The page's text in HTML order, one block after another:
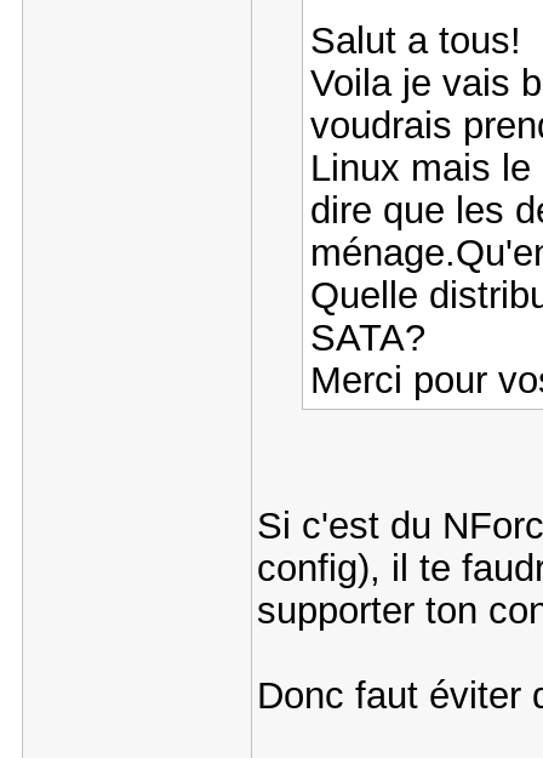
Salut a tous!
Voila je vais
voudrais
Linux mais
dire que les
Quelle
SATA?
Merci pour
Si c'est du
config), il te
supporter ton
Donc faut éviter